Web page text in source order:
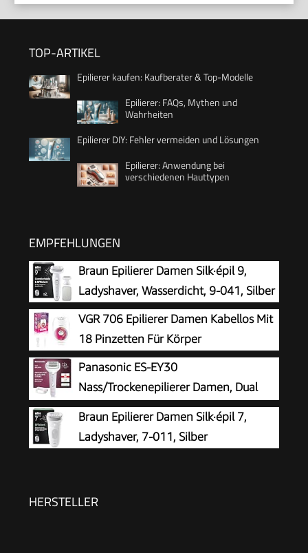
TOP-ARTIKEL
Epilierer kaufen: Kaufberater & Top-Modelle
Epilierer: FAQs, Mythen und
Wahrheiten
Epilierer DIY: Fehler vermeiden und Lösungen
Epilierer: Anwendung bei
verschiedenen Hauttypen
EMPFEHLUNGEN
Braun Epilierer Damen Silk·épil 9,
Ladyshaver, Wasserdicht, 9-041, Silber
VGR 706 Epilierer Damen Kabellos Mit
18 Pinzetten Für Körper
Panasonic ES-EY30
Nass/Trockenepilierer Damen, Dual
Disc mit 60 Pinzetten, 90°
schwenkbarer Kopf, 3 Geschwindigkeiten & LED-
Licht, 30 Min. Betrieb, kabellos, Haarentferner.
Braun Epilierer Damen Silk·épil 7,
Ladyshaver, 7-011, Silber
HERSTELLER